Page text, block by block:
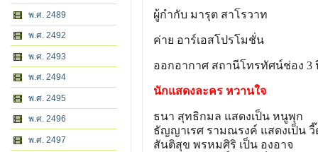
พ.ศ. 2489
พ.ศ. 2492
พ.ศ. 2493
พ.ศ. 2494
พ.ศ. 2495
พ.ศ. 2496
พ.ศ. 2497
ผู้กำกับ มารุต สาโรวาท
ค่าย อาร์เอสโปรโมชั่น
ออกอากาศ สถานีโทรทัศน์ช่อง 3
นักแสดงละคร หวานใจ
ธนา สุทธิกมล แสดงเป็น หนูพุก
ธัญญาเรศ รามณรงค์ แสดงเป็น วี๊
สันติสุข พรหมศิริ เป็น องอาจ